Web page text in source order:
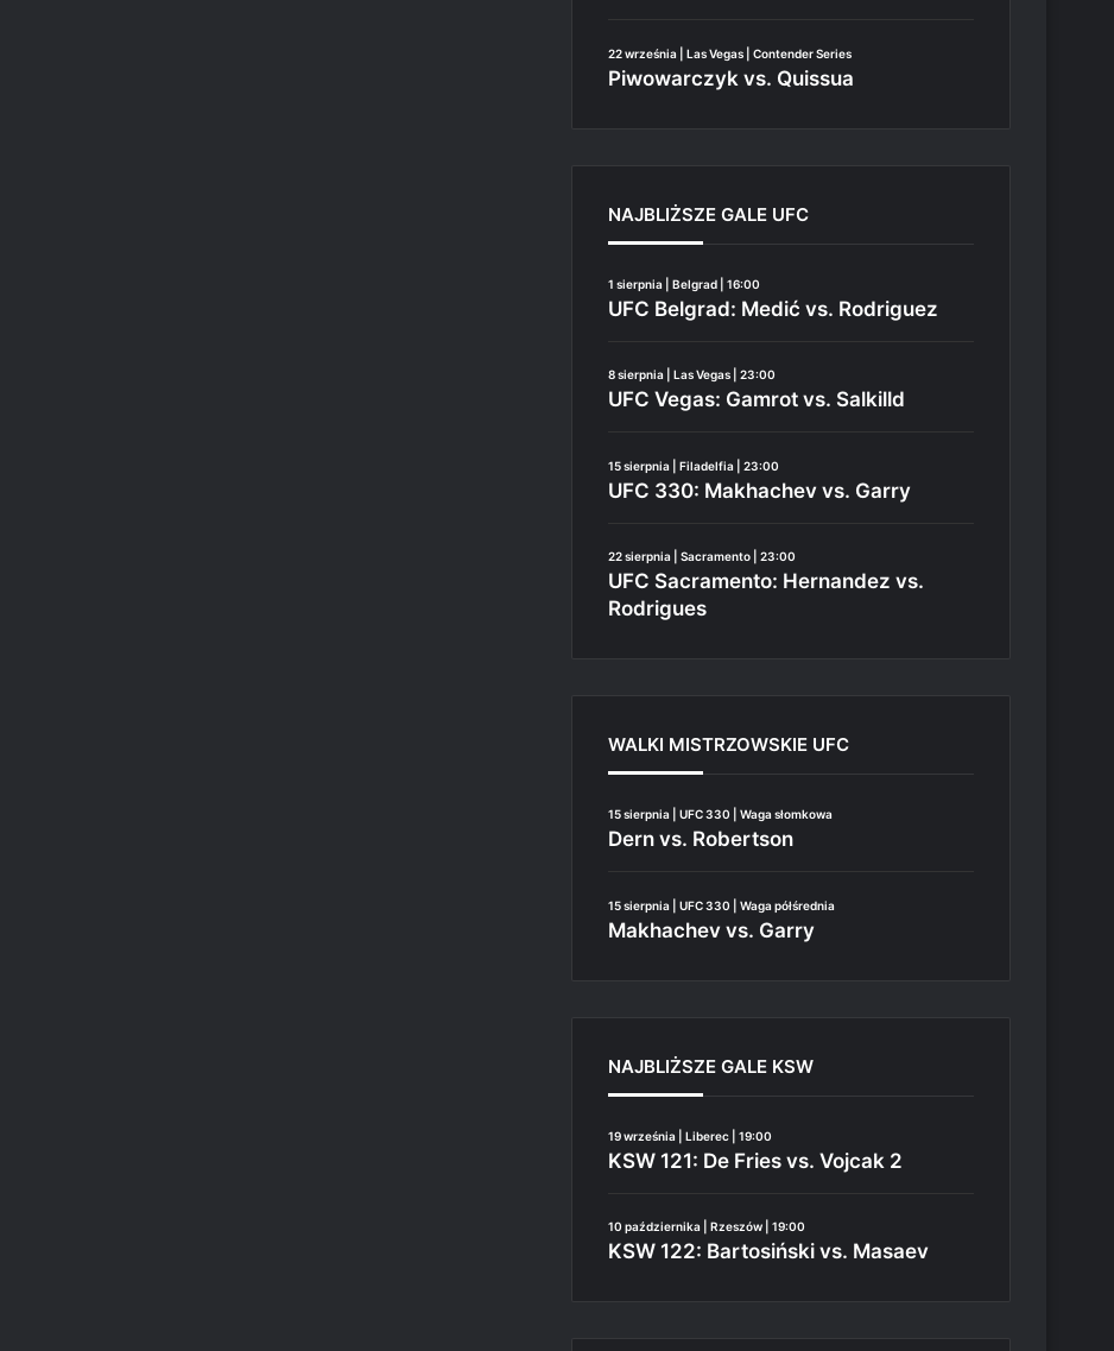
22 września | Las Vegas | Contender Series
Piwowarczyk vs. Quissua
NAJBLIŻSZE GALE UFC
1 sierpnia | Belgrad | 16:00
UFC Belgrad: Medić vs. Rodriguez
8 sierpnia | Las Vegas | 23:00
UFC Vegas: Gamrot vs. Salkilld
15 sierpnia | Filadelfia | 23:00
UFC 330: Makhachev vs. Garry
22 sierpnia | Sacramento | 23:00
UFC Sacramento: Hernandez vs.
Rodrigues
WALKI MISTRZOWSKIE UFC
15 sierpnia | UFC 330 | Waga słomkowa
Dern vs. Robertson
15 sierpnia | UFC 330 | Waga półśrednia
Makhachev vs. Garry
NAJBLIŻSZE GALE KSW
19 września | Liberec | 19:00
KSW 121: De Fries vs. Vojcak 2
10 października | Rzeszów | 19:00
KSW 122: Bartosiński vs. Masaev